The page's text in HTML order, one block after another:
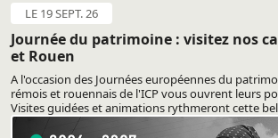
LE 19 SEPT. 26
Journée du patrimoine : visitez nos
et Rouen
A l'occasion des Journées européennes du
rémois et rouennais de l'ICP vous ouvrent leurs
Visites guidées et animations rythmeront cette